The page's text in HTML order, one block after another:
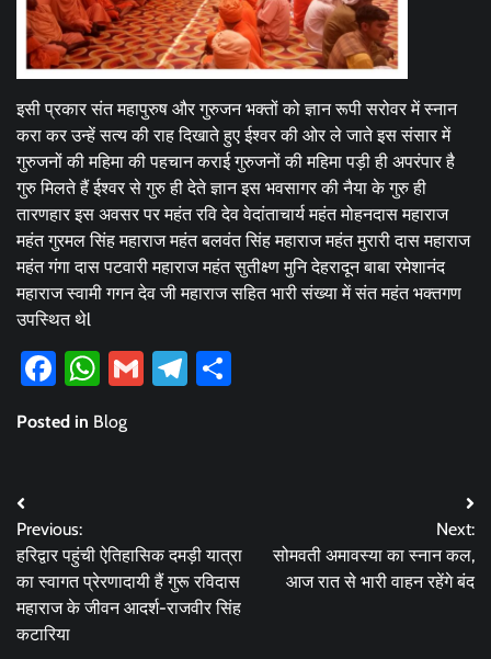
इसी प्रकार संत महापुरुष और गुरुजन भक्तों को ज्ञान रूपी सरोवर में स्नान
करा कर उन्हें सत्य की राह दिखाते हुए ईश्वर की ओर ले जाते इस संसार में
गुरुजनों की महिमा की पहचान कराई गुरुजनों की महिमा पड़ी ही अपरंपार है
गुरु मिलते हैं ईश्वर से गुरु ही देते ज्ञान इस भवसागर की नैया के गुरु ही
तारणहार इस अवसर पर महंत रवि देव वेदांताचार्य महंत मोहनदास महाराज
महंत गुरमल सिंह महाराज महंत बलवंत सिंह महाराज महंत मुरारी दास महाराज
महंत गंगा दास पटवारी महाराज महंत सुतीक्ष्ण मुनि देहरादून बाबा रमेशानंद
महाराज स्वामी गगन देव जी महाराज सहित भारी संख्या में संत महंत भक्तगण
उपस्थित थेl
Facebook
WhatsApp
GmailTelegram
Posted in Blog
Post
navigation
Previous:
हरिद्वार पहुंची ऐतिहासिक दमड़ी यात्रा
का स्वागत प्रेरणादायी हैं गुरू रविदास
महाराज के जीवन आदर्श-राजवीर सिंह
कटारिया
Next:
सोमवती अमावस्या का स्नान कल,
आज रात से भारी वाहन रहेंगे बंद